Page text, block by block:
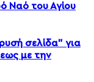
Ναό του Αγίου
σελίδα” για
με την